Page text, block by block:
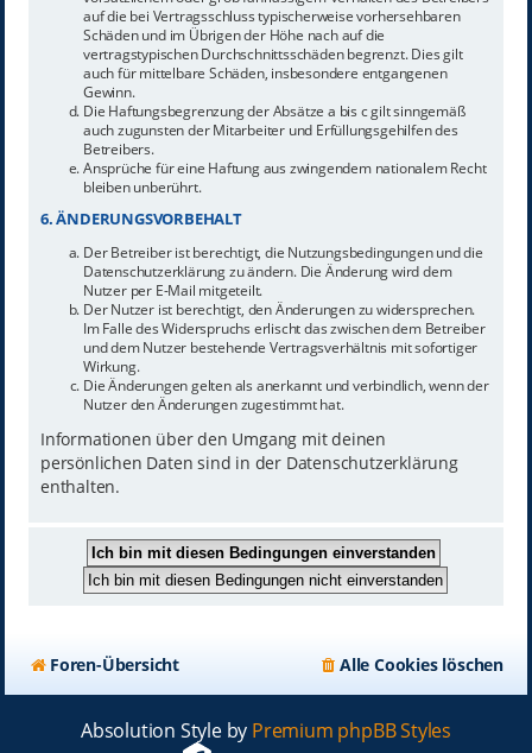
auf die bei Vertragsschluss typischerweise vorhersehbaren
Schäden und im Übrigen der Höhe nach auf die
vertragstypischen Durchschnittsschäden begrenzt. Dies gilt
auch für mittelbare Schäden, insbesondere entgangenen
Gewinn.
Die Haftungsbegrenzung der Absätze a bis c gilt sinngemäß
auch zugunsten der Mitarbeiter und Erfüllungsgehilfen des
Betreibers.
Ansprüche für eine Haftung aus zwingendem nationalem Recht
bleiben unberührt.
6. ÄNDERUNGSVORBEHALT
Der Betreiber ist berechtigt, die Nutzungsbedingungen und die
Datenschutzerklärung zu ändern. Die Änderung wird dem
Nutzer per E-Mail mitgeteilt.
Der Nutzer ist berechtigt, den Änderungen zu widersprechen.
Im Falle des Widerspruchs erlischt das zwischen dem Betreiber
und dem Nutzer bestehende Vertragsverhältnis mit sofortiger
Wirkung.
Die Änderungen gelten als anerkannt und verbindlich, wenn der
Nutzer den Änderungen zugestimmt hat.
Informationen über den Umgang mit deinen
persönlichen Daten sind in der Datenschutzerklärung
enthalten.
Foren-Übersicht Alle Cookies löschen
Absolution Style by Premium phpBB Styles